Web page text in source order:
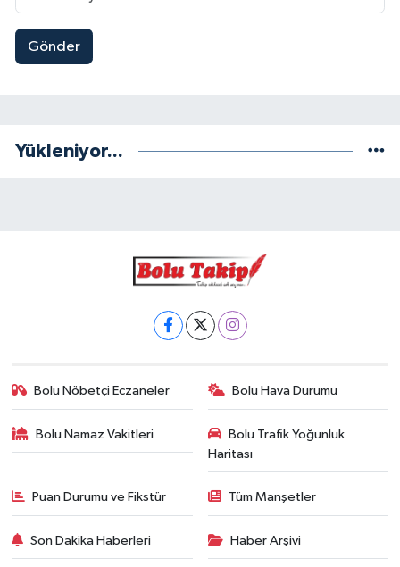
Gönder
Yükleniyor...
Bolu Nöbetçi Eczaneler Bolu Hava Durumu
Bolu Namaz Vakitleri
Bolu Trafik Yoğunluk
Haritası
Puan Durumu ve Fikstür Tüm Manşetler
Son Dakika Haberleri Haber Arşivi